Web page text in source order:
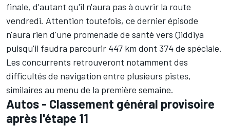
finale, d'autant qu'il n'aura pas à ouvrir la route
vendredi. Attention toutefois, ce dernier épisode
n'aura rien d'une promenade de santé vers Qiddiya
puisqu'il faudra parcourir 447 km dont 374 de spéciale.
Les concurrents retrouveront notamment des
difficultés de navigation entre plusieurs pistes,
similaires au menu de la première semaine.
Autos - Classement général provisoire
après l'étape 11